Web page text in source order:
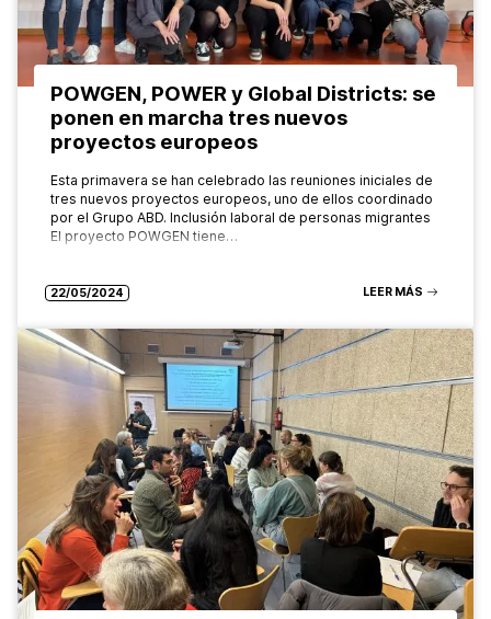
POWGEN, POWER y Global Districts: se
ponen en marcha tres nuevos
proyectos europeos
Esta primavera se han celebrado las reuniones iniciales de
tres nuevos proyectos europeos, uno de ellos coordinado
por el Grupo ABD. Inclusión laboral de personas migrantes
El proyecto POWGEN tiene…
22/05/2024 LEER MÁS